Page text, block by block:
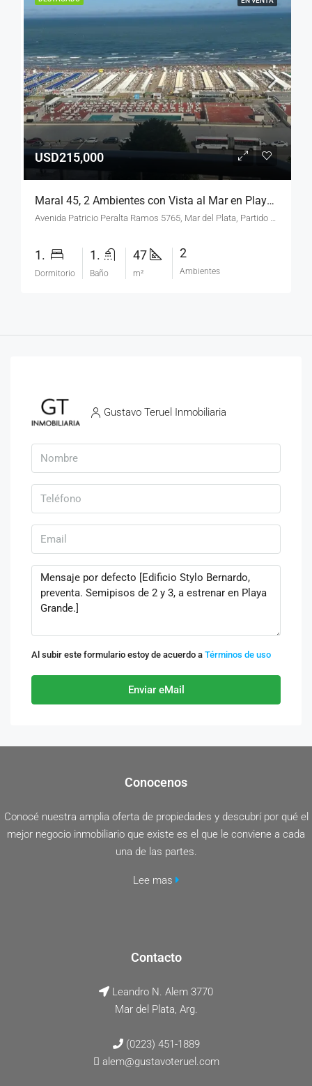
USD215,000
Maral 45, 2 Ambientes con Vista al Mar en Playa Grande.
Avenida Patricio Peralta Ramos 5765, Mar del Plata, Partido de General Pueyrredón, Buenos Aires, B7600FDW, Argentina
1.
Dormitorio
1.
Baño
47
m²
2
Ambientes
Gustavo Teruel Inmobiliaria
Al subir este formulario estoy de acuerdo a Términos de uso
Enviar eMail
Conocenos
Conocé nuestra amplia oferta de propiedades y descubrí por qué el
mejor negocio inmobiliario que existe es el que le conviene a cada
una de las partes.
Lee mas
Contacto
Leandro N. Alem 3770
Mar del Plata, Arg.
(0223) 451-1889
alem@gustavoteruel.com